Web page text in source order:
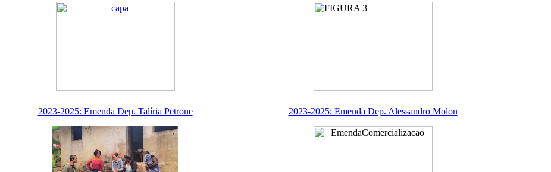
2023-2025: Emenda Dep. Talíria Petrone 2023-2025: Emenda Dep. Alessandro Molon